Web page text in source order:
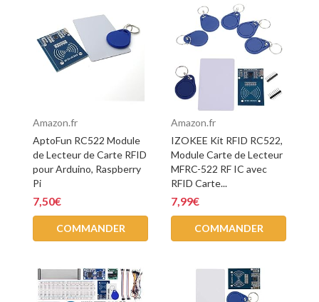
Amazon.fr
AptoFun RC522 Module
de Lecteur de Carte RFID
pour Arduino, Raspberry
Pi
7,50€
COMMANDER
Amazon.fr
IZOKEE Kit RFID RC522,
Module Carte de Lecteur
MFRC-522 RF IC avec
RFID Carte...
7,99€
COMMANDER